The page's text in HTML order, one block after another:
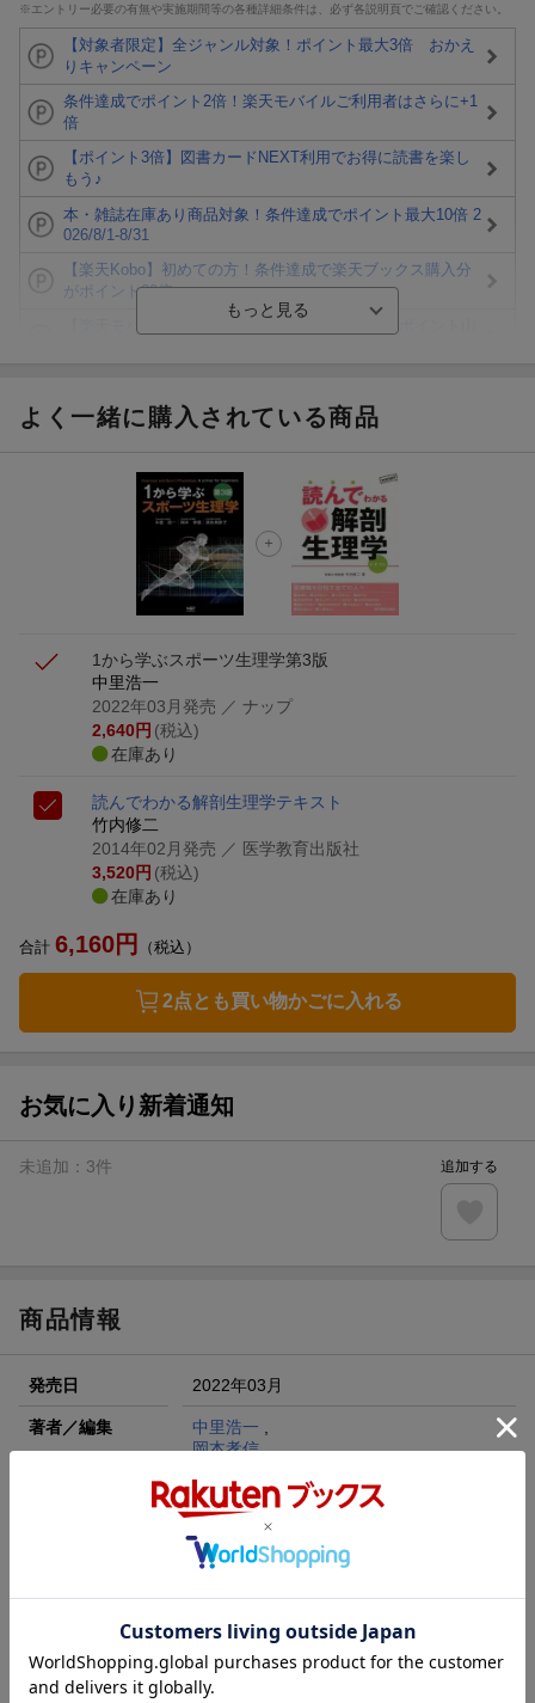
※エントリー必要の有無や実施期間等の各種詳細条件は、必ず各説明頁でご確認ください。
【対象者限定】全ジャンル対象！ポイント最大3倍 おかえ
りキャンペーン
条件達成でポイント2倍！楽天モバイルご利用者はさらに+1
倍
【ポイント3倍】図書カードNEXT利用でお得に読書を楽し
もう♪
本・雑誌在庫あり商品対象！条件達成でポイント最大10倍 2
026/8/1-8/31
【楽天Kobo】初めての方！条件達成で楽天ブックス購入分
がポイント20倍
ト山分け
エントリー＆3,000円以上購入で無料データSIM（3GB/月プ
ラン）が当たる！
楽天モバイル紹介キャンペーンの拡散で300円OFFクーポン
よく一緒に購入されている商品
1から学ぶスポーツ生理学第3版
中里浩一
2022年03月発売 ／ ナップ
2,640円 (税込)
在庫あり
読んでわかる解剖生理学テキスト
竹内修二
2014年02月発売 ／ 医学教育出版社
3,520円 (税込)
在庫あり
合計 6,160円 （税込）
2点とも買い物かごに入れる
お気に入り新着通知
未追加： 3件 追加する
商品情報
発売日 2022年03月
著者／編集 中里浩一
岡本孝信
1から学ぶスポーツ生理学
ナップ
単行本
ISBN 9784905168706